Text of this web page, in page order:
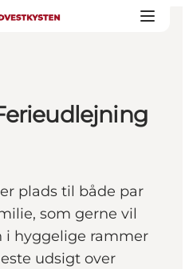
plads til både par
som gerne vil
i hyggelige rammer
udsigt over